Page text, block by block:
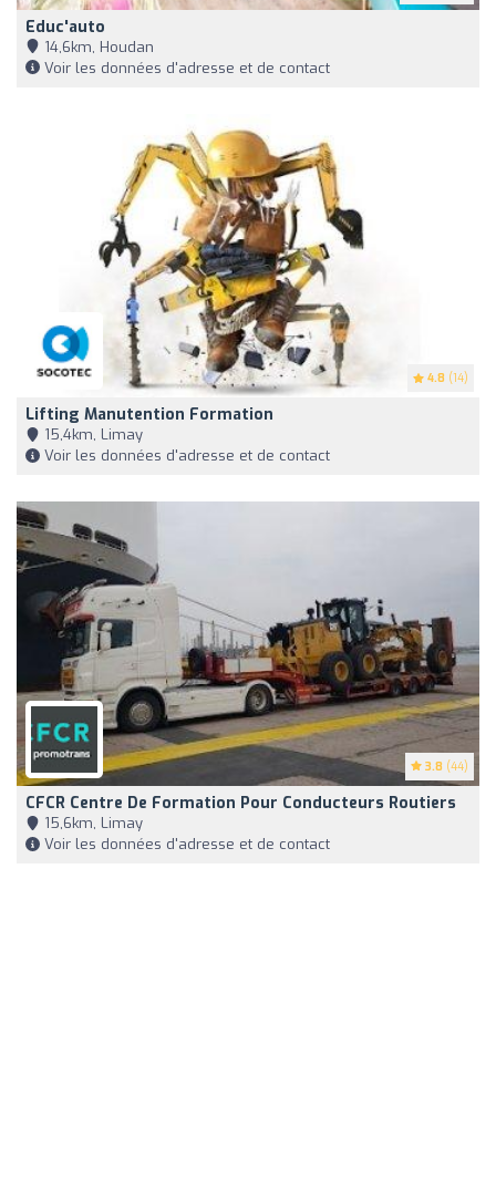
Educ'auto
14,6km, Houdan
Voir les données d'adresse et de contact
4.8 (14)
Lifting Manutention Formation
15,4km, Limay
Voir les données d'adresse et de contact
3.8 (44)
CFCR Centre De Formation Pour Conducteurs Routiers
15,6km, Limay
Voir les données d'adresse et de contact